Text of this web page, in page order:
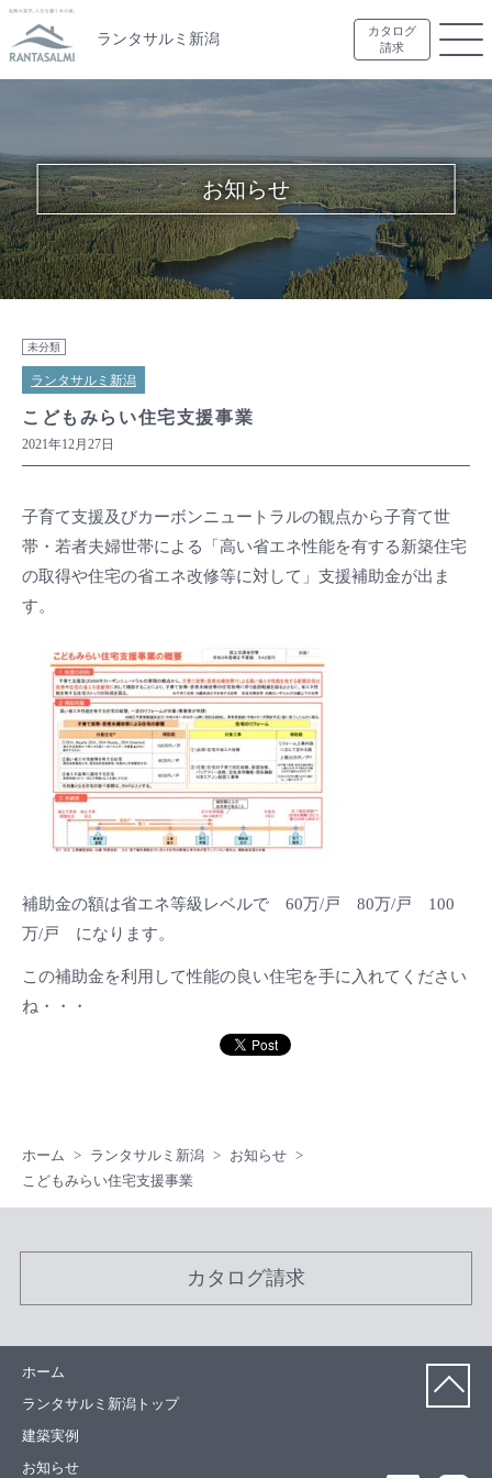
ランタサルミ新潟
カタログ
請求
お知らせ
未分類
ランタサルミ新潟
こどもみらい住宅支援事業
2021年12月27日
子育て支援及びカーボンニュートラルの観点から子育て世
帯・若者夫婦世帯による「高い省エネ性能を有する新築住宅
の取得や住宅の省エネ改修等に対して」支援補助金が出ま
す。
補助金の額は省エネ等級レベルで 60万/戸 80万/戸 100
万/戸 になります。
この補助金を利用して性能の良い住宅を手に入れてください
ね・・・
ホーム ランタサルミ新潟
お知らせ
こどもみらい住宅支援事業
カタログ請求
ホーム
ランタサルミ新潟トップ
建築実例
お知らせ